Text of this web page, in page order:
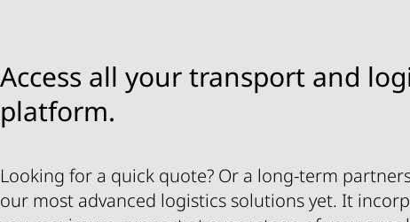
Access all your transport and
platform.
Looking for a quick quote? Or a long-term
our most advanced logistics solutions yet. It